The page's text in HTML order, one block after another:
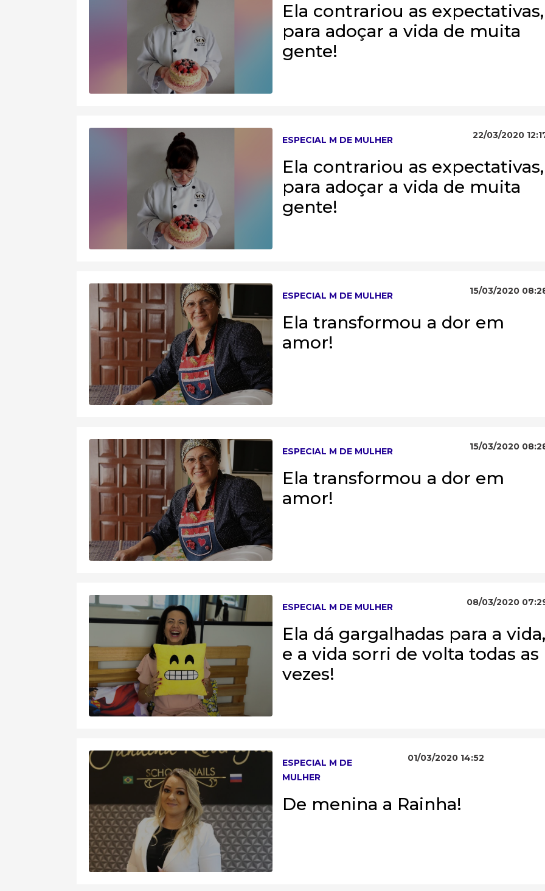
Ela contrariou as expectativas,
para adoçar a vida de muita
gente!
ESPECIAL M DE MULHER 22/03/2020
Ela contrariou as expectativas,
para adoçar a vida de muita
gente!
ESPECIAL M DE MULHER 15/03/2020
Ela transformou a dor em
amor!
ESPECIAL M DE MULHER 15/03/2020
Ela transformou a dor em
amor!
ESPECIAL M DE MULHER 08/03/2020
Ela dá gargalhadas para a vida,
e a vida sorri de volta todas as
vezes!
ESPECIAL M DE
MULHER
01/03/2020 14:52
De menina a Rainha!